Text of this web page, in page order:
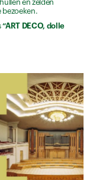
en zelden
bezoeken.
“ART DECO, dolle